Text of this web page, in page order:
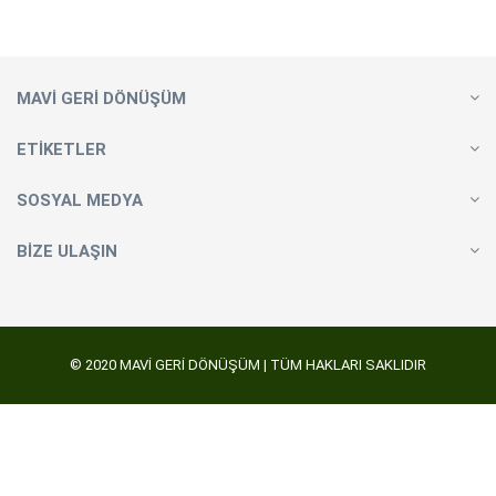
MAVI GERI DÖNÜŞÜM
ETİKETLER
SOSYAL MEDYA
BİZE ULAŞIN
© 2020 MAVI GERI DÖNÜŞÜM | TÜM HAKLARI SAKLIDIR